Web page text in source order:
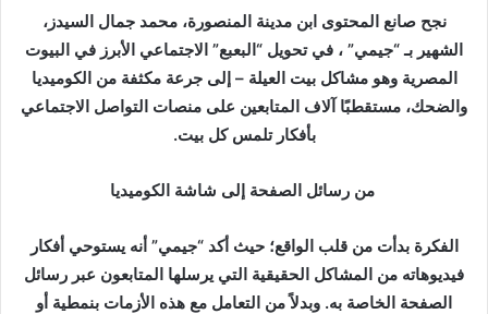
ي
إ
ل
ر
ن
ا
نجح صانع المحتوى ابن مدينة المنصورة، محمد جمال السيدز،
الشهير بـ “جيمي” ، في تحويل “البعبع” الاجتماعي الأبرز في البيوت
المصرية وهو مشاكل بيت العيلة – إلى جرعة مكثفة من الكوميديا
والضحك، مستقطبًا آلاف المتابعين على منصات التواصل الاجتماعي
بأفكار تلمس كل بيت.
من رسائل الصفحة إلى شاشة الكوميديا
الفكرة بدأت من قلب الواقع؛ حيث أكد “جيمي” أنه يستوحي أفكار
فيديوهاته من المشاكل الحقيقية التي يرسلها المتابعون عبر رسائل
الصفحة الخاصة به. وبدلاً من التعامل مع هذه الأزمات بنمطية أو